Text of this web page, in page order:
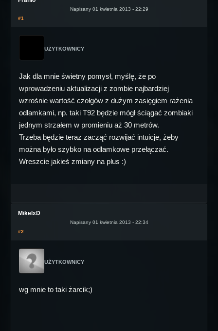
Napisany 01 kwietnia 2013 - 22:29
#1
UŻYTKOWNICY
Jak dla mnie świetny pomysł, myślę, że po
wprowadzeniu aktualizacji z zombie najbardziej
wzrośnie wartość czołgów z dużym zasięgiem rażenia
odłamkami, np. taki T92 będzie mógł ściągać zombiaki
jednym strzałem w promieniu aż 30 metrów.
Trzeba będzie teraz zacząć rozwijać intuicje, żeby
można było szybko na odłamkowe przełączać.
Wreszcie jakieś zmiany na plus :)
MikelxD
Napisany 01 kwietnia 2013 - 22:34
#2
UŻYTKOWNICY
wg mnie to taki żarcik;)